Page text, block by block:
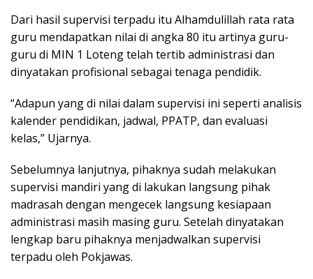
Dari hasil supervisi terpadu itu Alhamdulillah rata rata
guru mendapatkan nilai di angka 80 itu artinya guru-
guru di MIN 1 Loteng telah tertib administrasi dan
dinyatakan profisional sebagai tenaga pendidik.
“Adapun yang di nilai dalam supervisi ini seperti analisis
kalender pendidikan, jadwal, PPATP, dan evaluasi
kelas,” Ujarnya.
Sebelumnya lanjutnya, pihaknya sudah melakukan
supervisi mandiri yang di lakukan langsung pihak
madrasah dengan mengecek langsung kesiapaan
administrasi masih masing guru. Setelah dinyatakan
lengkap baru pihaknya menjadwalkan supervisi
terpadu oleh Pokjawas.